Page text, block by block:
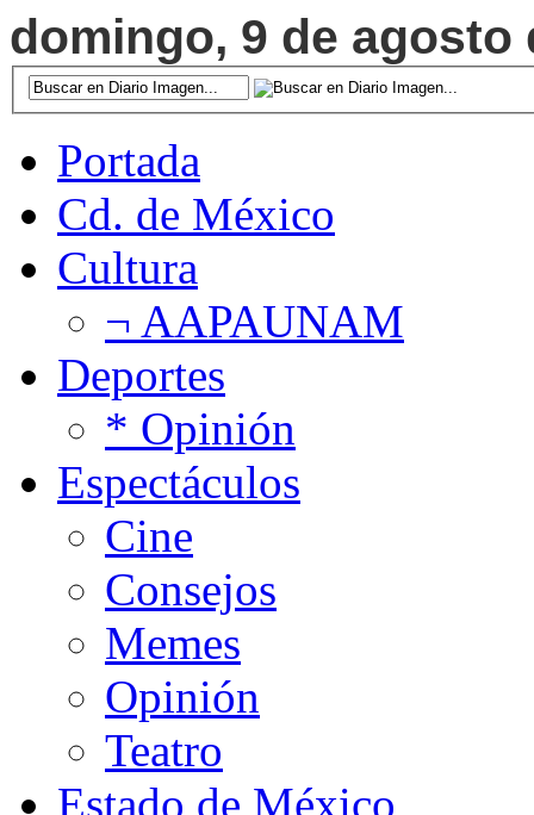
domingo, 9 de agosto
Portada
Cd. de México
Cultura
¬ AAPAUNAM
Deportes
* Opinión
Espectáculos
Cine
Consejos
Memes
Opinión
Teatro
Estado de México